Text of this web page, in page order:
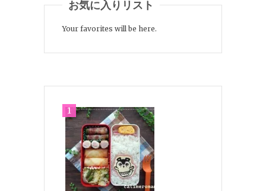
お気に入りリスト
Your favorites will be here.